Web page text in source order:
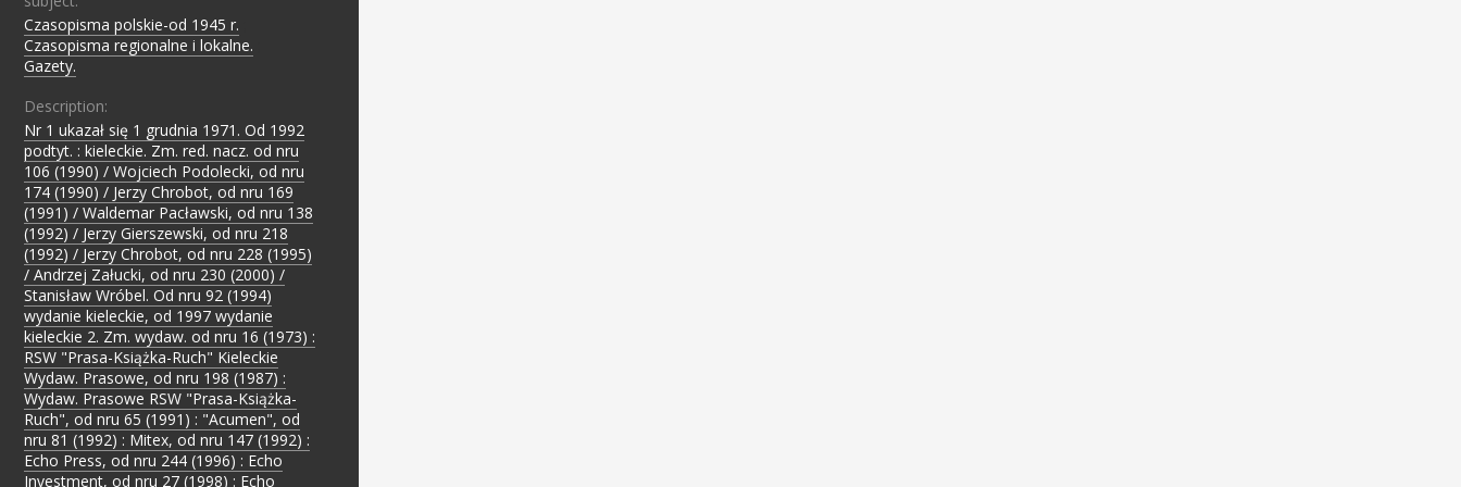
Czasopisma polskie-od 1945 r.
Czasopisma regionalne i lokalne.
Gazety.
Description:
Nr 1 ukazał się 1 grudnia 1971. Od 1992
podtyt. : kieleckie. Zm. red. nacz. od nru
106 (1990) / Wojciech Podolecki, od nru
174 (1990) / Jerzy Chrobot, od nru 169
(1991) / Waldemar Pacławski, od nru 138
(1992) / Jerzy Gierszewski, od nru 218
(1992) / Jerzy Chrobot, od nru 228 (1995)
/ Andrzej Załucki, od nru 230 (2000) /
Stanisław Wróbel. Od nru 92 (1994)
wydanie kieleckie, od 1997 wydanie
kieleckie 2. Zm. wydaw. od nru 16 (1973) :
RSW "Prasa-Książka-Ruch" Kieleckie
Wydaw. Prasowe, od nru 198 (1987) :
Wydaw. Prasowe RSW "Prasa-Książka-
Ruch", od nru 65 (1991) : "Acumen", od
nru 81 (1992) : Mitex, od nru 147 (1992) :
Echo Press, od nru 244 (1996) : Echo
Investment, od nru 27 (1998) : Echo